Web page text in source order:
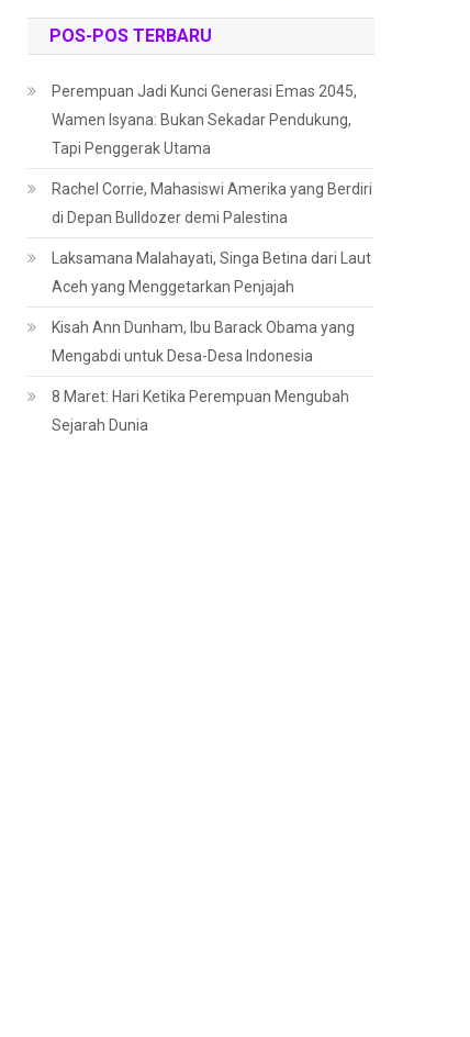
POS-POS TERBARU
Perempuan Jadi Kunci Generasi Emas 2045,
Wamen Isyana: Bukan Sekadar Pendukung,
Tapi Penggerak Utama
Rachel Corrie, Mahasiswi Amerika yang Berdiri
di Depan Bulldozer demi Palestina
Laksamana Malahayati, Singa Betina dari Laut
Aceh yang Menggetarkan Penjajah
Kisah Ann Dunham, Ibu Barack Obama yang
Mengabdi untuk Desa-Desa Indonesia
8 Maret: Hari Ketika Perempuan Mengubah
Sejarah Dunia